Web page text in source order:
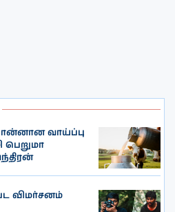
வாய்ப்பு
பெறுமா
விமர்சனம்